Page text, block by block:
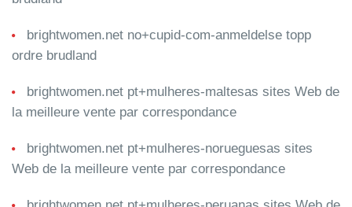
brightwomen.net no+cupid-com-anmeldelse topp
ordre brudland
brightwomen.net pt+mulheres-maltesas sites Web de
la meilleure vente par correspondance
brightwomen.net pt+mulheres-norueguesas sites
Web de la meilleure vente par correspondance